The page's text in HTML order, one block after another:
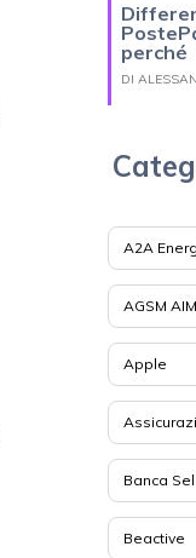
perché
DI
A2A
AGSM AIM
Apple
Banca
Beactive